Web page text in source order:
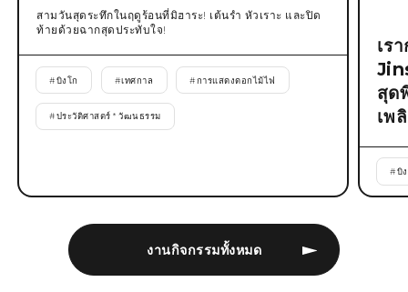
งานกิจกรรมทั้งหมด
สามวันสุดระทึกในฤดูร้อนที่มิฮาระ! เต้นรำ หัวเราะ และปิด
ท้ายด้วยฉากสุดประทับใจ!
#บิงโก #เทศกาล #การแสดงดอกไม้ไฟ
#ประวัติศาสตร์ * วัฒนธรรม
เร
สุด
เพ
#บิ